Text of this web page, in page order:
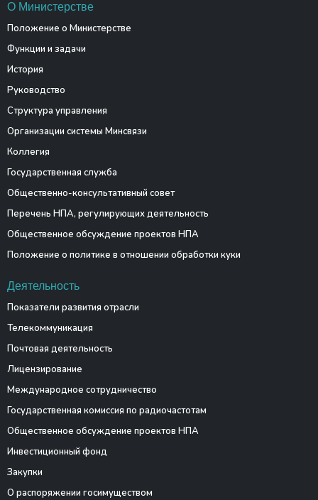
О Министерстве
Положение о Министерстве
Функции и задачи
История
Руководство
Структура управления
Организации системы Минсвязи
Коллегия
Государственная служба
Общественно-консультативный совет
Перечень НПА, регулирующих деятельность
Общественное обсуждение проектов НПА
Положение о политике в отношении обработки куки
Деятельность
Показатели развития отрасли
Телекоммуникация
Почтовая деятельность
Лицензирование
Международное сотрудничество
Государственная комиссия по радиочастотам
Общественное обсуждение проектов НПА
Инвестиционный фонд
Закупки
О распоряжении госимуществом